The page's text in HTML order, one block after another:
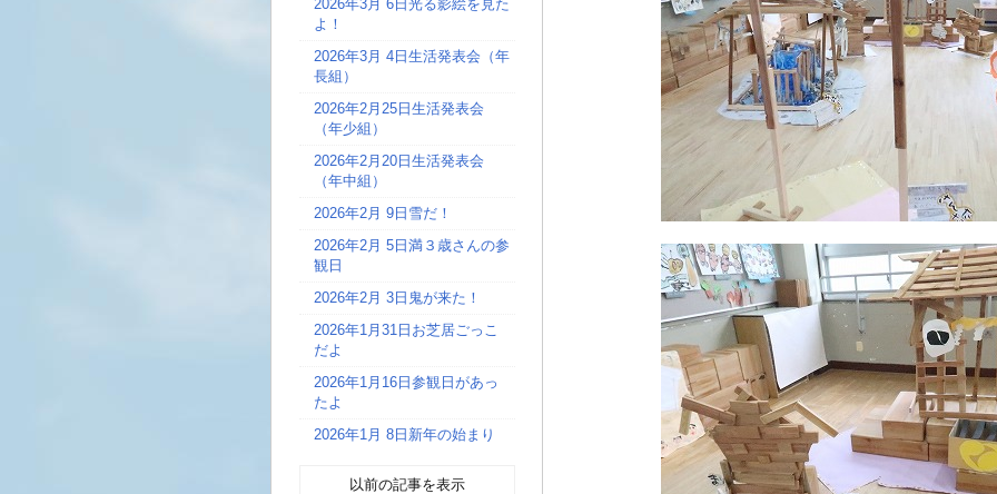
2026年3月 6日光る影絵を見た
よ！
2026年3月 4日生活発表会（年
長組）
2026年2月25日生活発表会
（年少組）
2026年2月20日生活発表会
（年中組）
2026年2月 9日 雪だ！
2026年2月 5日満３歳さんの参
観日
2026年2月 3日 鬼が来た！
2026年1月31日 お芝居ごっこ
だよ
2026年1月16日参観日があっ
たよ
2026年1月 8日 新年の始まり
以前の記事を表示